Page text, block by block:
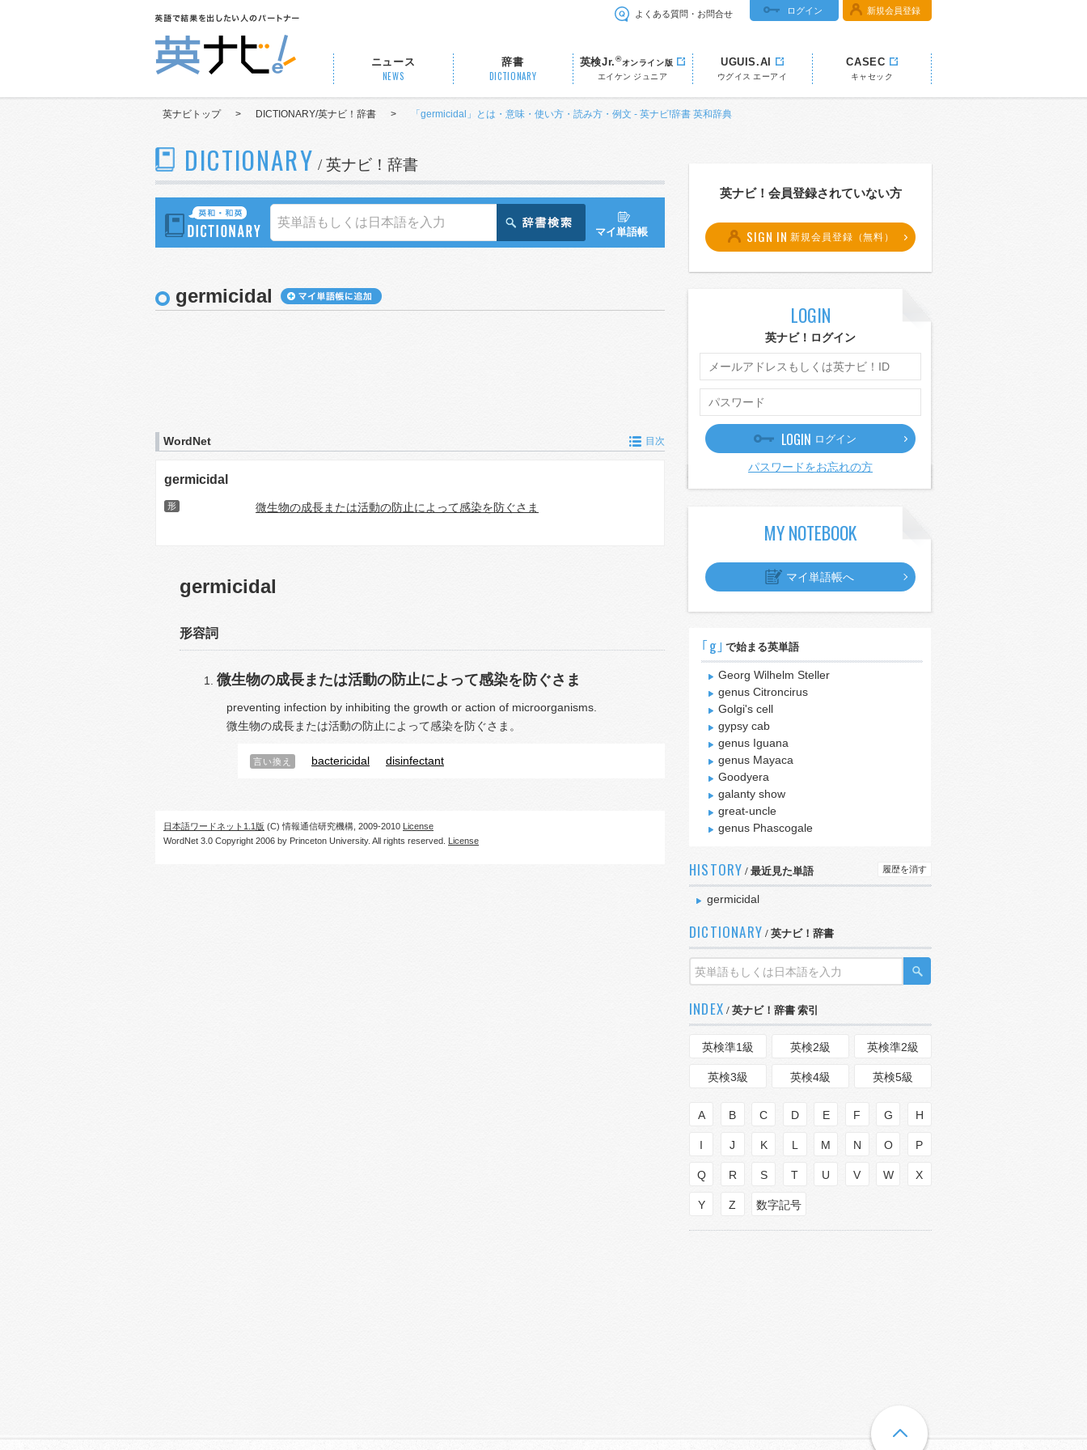
よくある質問・お問合せ ログイン 新規会員登録
ニュース
NEWS
辞書
DICTIONARY
英検Jr.®オンライン版
エイケン ジュニア
UGUIS.AI
ウグイス エーアイ
CASEC
キャセック
英ナビトップ > DICTIONARY/英ナビ！辞書 > 「germicidal」とは・意味・使い方・読み方・例文 - 英ナビ!辞書 英和辞典
DICTIONARY / 英ナビ！辞書
マイ単語帳
germicidal
WordNet 目次
germicidal
形 微生物の成長または活動の防止によって感染を防ぐさま
germicidal
形容詞
微生物の成長または活動の防止によって感染を防ぐさま
preventing infection by inhibiting the growth or action of microorganisms.
微生物の成長または活動の防止によって感染を防ぐさま。
言い換え bactericidal disinfectant
日本語ワードネット1.1版 (C) 情報通信研究機構, 2009-2010 License
WordNet 3.0 Copyright 2006 by Princeton University. All rights reserved. License
英ナビ！会員登録されていない方
SIGN IN 新規会員登録（無料）
LOGIN
英ナビ！ログイン
LOGIN ログイン
パスワードをお忘れの方
MY NOTEBOOK
マイ単語帳へ
｢g｣ で始まる英単語
Georg Wilhelm Steller
genus Citroncirus
Golgi's cell
gypsy cab
genus Iguana
genus Mayaca
Goodyera
galanty show
great-uncle
genus Phascogale
HISTORY / 最近見た単語 履歴を消す
germicidal
DICTIONARY / 英ナビ！辞書
INDEX / 英ナビ！辞書 索引
英検準1級 英検2級 英検準2級
英検3級 英検4級 英検5級
A B C D E F G H
I J K L M N O P
Q R S T U V W X
Y Z 数字記号